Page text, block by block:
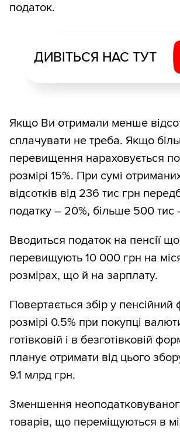
податок.
ДИВІТЬСЯ НАС ТУТ
Якщо Ви отримали менше
сплачувати не треба. Якщо
перевищення нараховується
розмірі 15%. При сумі
відсотків від 236 тис грн
податку – 20%, більше 500 тис
Вводиться податок на пенсії що
перевищують 10 000 грн на
розмірах, що й на зарплату.
Повертається збір у пенсійний
розмірі 0.5% при покупці
готівковій і в безготівковій
планує отримати від цього
9.1 млрд грн.
Зменшення
товарів, що переміщуються в